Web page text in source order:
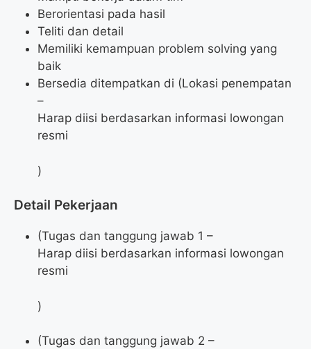
Berorientasi pada hasil
Teliti dan detail
Memiliki kemampuan problem solving yang
baik
Bersedia ditempatkan di (Lokasi penempatan
–
Harap diisi berdasarkan informasi lowongan
resmi
)
Detail Pekerjaan
(Tugas dan tanggung jawab 1 –
Harap diisi berdasarkan informasi lowongan
resmi
)
(Tugas dan tanggung jawab 2 –